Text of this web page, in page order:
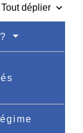
Tout déplier keyboard_arrow_down